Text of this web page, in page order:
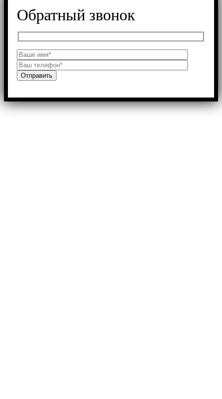
Обратный звонок